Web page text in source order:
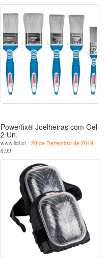
Powerfix® Joelheiras com Gel
2 Un.
www.lidl.pt - 28 de Dezembro de 2019 -
6.99